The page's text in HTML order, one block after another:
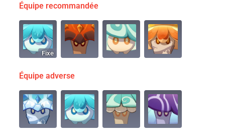
Équipe recommandée
Fixe
Équipe adverse